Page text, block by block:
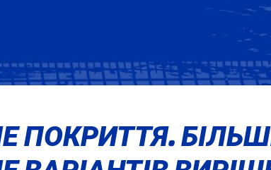
ПОКРИТТЯ.